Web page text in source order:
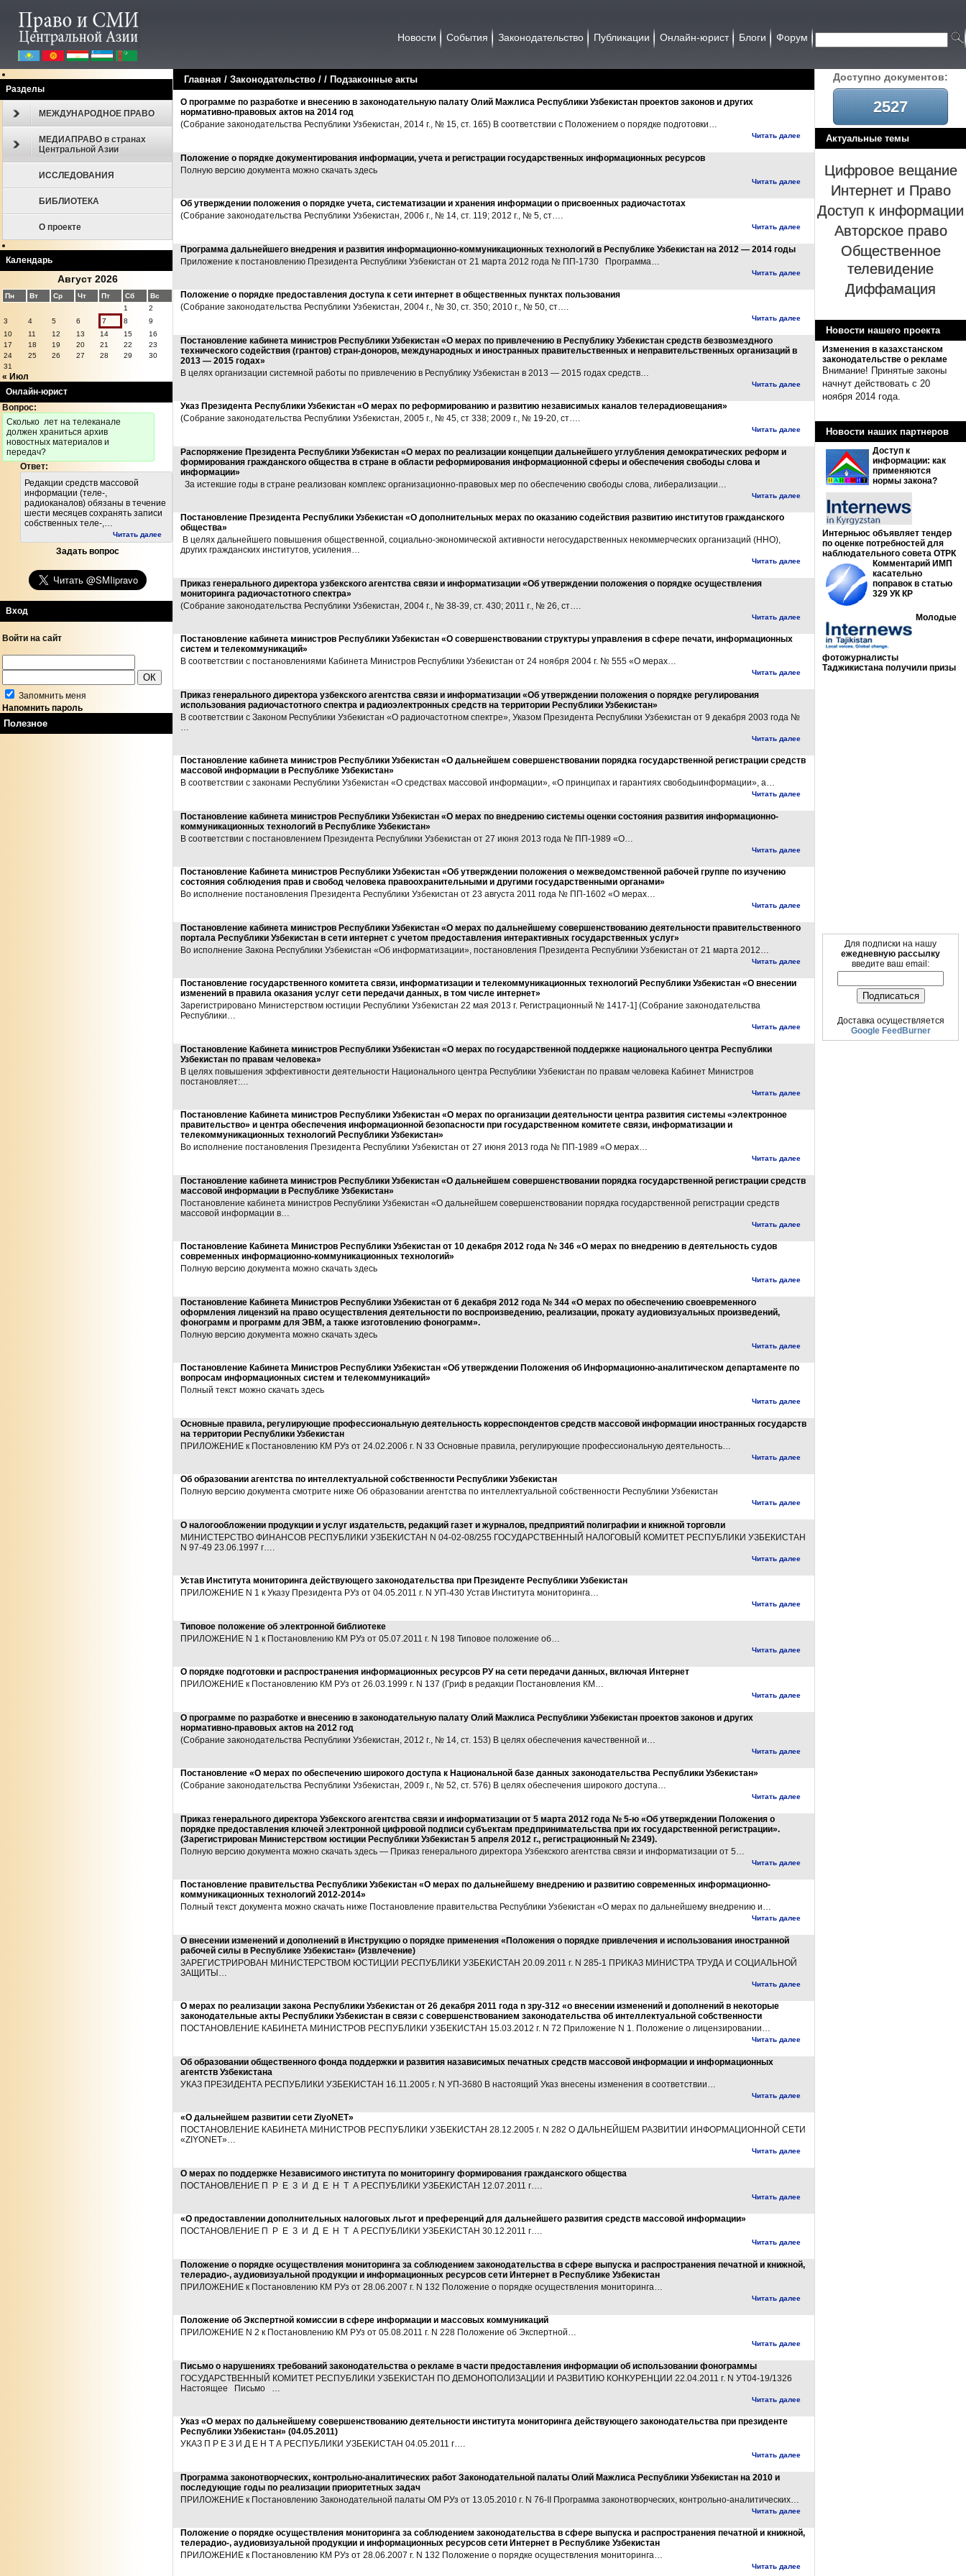
Новости События Законодательство Публикации Онлайн-юрист Блоги Форум
Разделы
МЕЖДУНАРОДНОЕ ПРАВО
МЕДИАПРАВО в странах
Центральной Азии
ИССЛЕДОВАНИЯ
БИБЛИОТЕКА
О проекте
Календарь
Август 2026
Пн Вт Ср Чт Пт Сб
Вс
1
2
3
4 5 6 7 8
9
10
11 12 13 14 15
16
17
18 19 20 21 22
23
24
25 26 27 28 29
30
31
« Июл
Онлайн-юрист
Вопрос:
Cколько лет на телеканале
должен храниться архив
новостных материалов и
передач?
Ответ:
Редакции средств массовой
информации (теле-,
радиоканалов) обязаны в течение
шести месяцев сохранять записи
собственных теле-,…
Читать далее
Задать вопрос
Вход
Войти на сайт
Запомнить меня
Напомнить пароль
Полезное
Доcтупно документов:
2527
Актуальные темы
Цифровое вещание
Интернет и Право
Доступ к информации
Авторское право
Общественное
телевидение
Диффамация
Новости нашего проекта
Изменения в казахстанском
законодательстве о рекламе
Внимание! Принятые законы
начнут действовать с 20
ноября 2014 года.
Новости наших партнеров
Доступ к
информации: как
применяются
нормы закона?
Интерньюс объявляет тендер
по оценке потребностей для
наблюдательного совета ОТРК
Комментарий ИМП
касательно
поправок в статью
329 УК КР
Молодые
фотожурналисты
Таджикистана получили призы
Для подписки на нашу
ежедневную рассылку
введите ваш email:
Доставка осуществляется
Google FeedBurner
Главная / Законодательство / / Подзаконные акты
О программе по разработке и внесению в законодательную палату Олий Мажлиса Республики Узбекистан проектов законов и других
нормативно-правовых актов на 2014 год
(Собрание законодательства Республики Узбекистан, 2014 г., № 15, ст. 165) В соответствии с Положением о порядке подготовки…
Читать далее
Положение о порядке документирования информации, учета и регистрации государственных информационных ресурсов
Полную версию документа можно скачать здесь
Читать далее
Об утверждении положения о порядке учета, систематизации и хранения информации о присвоенных радиочастотах
(Собрание законодательства Республики Узбекистан, 2006 г., № 14, ст. 119; 2012 г., № 5, ст….
Читать далее
Программа дальнейшего внедрения и развития информационно-коммуникационных технологий в Республике Узбекистан на 2012 — 2014 годы
Приложение к постановлению Президента Республики Узбекистан от 21 марта 2012 года № ПП-1730 Программа…
Читать далее
Положение о порядке предоставления доступа к сети интернет в общественных пунктах пользования
(Собрание законодательства Республики Узбекистан, 2004 г., № 30, ст. 350; 2010 г., № 50, ст….
Читать далее
Постановление кабинета министров Республики Узбекистан «О мерах по привлечению в Республику Узбекистан средств безвозмездного
технического содействия (грантов) стран-доноров, международных и иностранных правительственных и неправительственных организаций в
2013 — 2015 годах»
В целях организации системной работы по привлечению в Республику Узбекистан в 2013 — 2015 годах средств…
Читать далее
Указ Президента Республики Узбекистан «О мерах по реформированию и развитию независимых каналов телерадиовещания»
(Собрание законодательства Республики Узбекистан, 2005 г., № 45, ст 338; 2009 г., № 19-20, ст….
Читать далее
Распоряжение Президента Республики Узбекистан «О мерах по реализации концепции дальнейшего углубления демократических реформ и
формирования гражданского общества в стране в области реформирования информационной сферы и обеспечения свободы слова и
информации»
За истекшие годы в стране реализован комплекс организационно-правовых мер по обеспечению свободы слова, либерализации…
Читать далее
Постановление Президента Республики Узбекистан «О дополнительных мерах по оказанию содействия развитию институтов гражданского
общества»
В целях дальнейшего повышения общественной, социально-экономической активности негосударственных некоммерческих организаций (ННО),
других гражданских институтов, усиления…
Читать далее
Приказ генерального директора узбекского агентства связи и информатизации «Об утверждении положения о порядке осуществления
мониторинга радиочастотного спектра»
(Собрание законодательства Республики Узбекистан, 2004 г., № 38-39, ст. 430; 2011 г., № 26, ст….
Читать далее
Постановление кабинета министров Республики Узбекистан «О совершенствовании структуры управления в сфере печати, информационных
систем и телекоммуникаций»
В соответствии с постановлениями Кабинета Министров Республики Узбекистан от 24 ноября 2004 г. № 555 «О мерах…
Читать далее
Приказ генерального директора узбекского агентства связи и информатизации «Об утверждении положения о порядке регулирования
использования радиочастотного спектра и радиоэлектронных средств на территории Республики Узбекистан»
В соответствии с Законом Республики Узбекистан «О радиочастотном спектре», Указом Президента Республики Узбекистан от 9 декабря 2003 года №
…
Читать далее
Постановление кабинета министров Республики Узбекистан «О дальнейшем совершенствовании порядка государственной регистрации средств
массовой информации в Республике Узбекистан»
В соответствии с законами Республики Узбекистан «О средствах массовой информации», «О принципах и гарантиях свободыинформации», а…
Читать далее
Постановление кабинета министров Республики Узбекистан «О мерах по внедрению системы оценки состояния развития информационно-
коммуникационных технологий в Республике Узбекистан»
В соответствии с постановлением Президента Республики Узбекистан от 27 июня 2013 года № ПП-1989 «О…
Читать далее
Постановление Кабинета министров Республики Узбекистан «Об утверждении положения о межведомственной рабочей группе по изучению
состояния соблюдения прав и свобод человека правоохранительными и другими государственными органами»
Во исполнение постановления Президента Республики Узбекистан от 23 августа 2011 года № ПП-1602 «О мерах…
Читать далее
Постановление кабинета министров Республики Узбекистан «О мерах по дальнейшему совершенствованию деятельности правительственного
портала Республики Узбекистан в сети интернет с учетом предоставления интерактивных государственных услуг»
Во исполнение Закона Республики Узбекистан «Об информатизации», постановления Президента Республики Узбекистан от 21 марта 2012…
Читать далее
Постановление государственного комитета связи, информатизации и телекоммуникационных технологий Республики Узбекистан «О внесении
изменений в правила оказания услуг сети передачи данных, в том числе интернет»
Зарегистрировано Министерством юстиции Республики Узбекистан 22 мая 2013 г. Регистрационный № 1417-1] (Собрание законодательства
Республики…
Читать далее
Постановление Кабинета министров Республики Узбекистан «О мерах по государственной поддержке национального центра Республики
Узбекистан по правам человека»
В целях повышения эффективности деятельности Национального центра Республики Узбекистан по правам человека Кабинет Министров
постановляет:…
Читать далее
Постановление Кабинета министров Республики Узбекистан «О мерах по организации деятельности центра развития системы «электронное
правительство» и центра обеспечения информационной безопасности при государственном комитете связи, информатизации и
телекоммуникационных технологий Республики Узбекистан»
Во исполнение постановления Президента Республики Узбекистан от 27 июня 2013 года № ПП-1989 «О мерах…
Читать далее
Постановление кабинета министров Республики Узбекистан «О дальнейшем совершенствовании порядка государственной регистрации средств
массовой информации в Республике Узбекистан»
Постановление кабинета министров Республики Узбекистан «О дальнейшем совершенствовании порядка государственной регистрации средств
массовой информации в…
Читать далее
Постановление Кабинета Министров Республики Узбекистан от 10 декабря 2012 года № 346 «О мерах по внедрению в деятельность судов
современных информационно-коммуникационных технологий»
Полную версию документа можно скачать здесь
Читать далее
Постановление Кабинета Министров Республики Узбекистан от 6 декабря 2012 года № 344 «О мерах по обеспечению своевременного
оформления лицензий на право осуществления деятельности по воспроизведению, реализации, прокату аудиовизуальных произведений,
фонограмм и программ для ЭВМ, а также изготовлению фонограмм».
Полную версию документа можно скачать здесь
Читать далее
Постановление Кабинета Министров Республики Узбекистан «Об утверждении Положения об Информационно-аналитическом департаменте по
вопросам информационных систем и телекоммуникаций»
Полный текст можно скачать здесь
Читать далее
Основные правила, регулирующие профессиональную деятельность корреспондентов средств массовой информации иностранных государств
на территории Республики Узбекистан
ПРИЛОЖЕНИЕ к Постановлению КМ РУз от 24.02.2006 г. N 33 Основные правила, регулирующие профессиональную деятельность…
Читать далее
Об образовании агентства по интеллектуальной собственности Республики Узбекистан
Полную версию документа смотрите ниже Об образовании агентства по интеллектуальной собственности Республики Узбекистан
Читать далее
О налогообложении продукции и услуг издательств, редакций газет и журналов, предприятий полиграфии и книжной торговли
МИНИСТЕРСТВО ФИНАНСОВ РЕСПУБЛИКИ УЗБЕКИСТАН N 04-02-08/255 ГОСУДАРСТВЕННЫЙ НАЛОГОВЫЙ КОМИТЕТ РЕСПУБЛИКИ УЗБЕКИСТАН
N 97-49 23.06.1997 г….
Читать далее
Устав Института мониторинга действующего законодательства при Президенте Республики Узбекистан
ПРИЛОЖЕНИЕ N 1 к Указу Президента РУз от 04.05.2011 г. N УП-430 Устав Института мониторинга…
Читать далее
Типовое положение об электронной библиотеке
ПРИЛОЖЕНИЕ N 1 к Постановлению КМ РУз от 05.07.2011 г. N 198 Типовое положение об…
Читать далее
О порядке подготовки и распространения информационных ресурсов РУ на сети передачи данных, включая Интернет
ПРИЛОЖЕНИЕ к Постановлению КМ РУз от 26.03.1999 г. N 137 (Гриф в редакции Постановления КМ…
Читать далее
О программе по разработке и внесению в законодательную палату Олий Мажлиса Республики Узбекистан проектов законов и других
нормативно-правовых актов на 2012 год
(Собрание законодательства Республики Узбекистан, 2012 г., № 14, ст. 153) В целях обеспечения качественной и…
Читать далее
Постановление «О мерах по обеспечению широкого доступа к Национальной базе данных законодательства Республики Узбекистан»
(Собрание законодательства Республики Узбекистан, 2009 г., № 52, ст. 576) В целях обеспечения широкого доступа…
Читать далее
Приказ генерального директора Узбекского агентства связи и информатизации от 5 марта 2012 года № 5-ю «Об утверждении Положения о
порядке предоставления ключей электронной цифровой подписи субъектам предпринимательства при их государственной регистрации».
(Зарегистрирован Министерством юстиции Республики Узбекистан 5 апреля 2012 г., регистрационный № 2349).
Полную версию документа можно скачать здесь — Приказ генерального директора Узбекского агентства связи и информатизации от 5…
Читать далее
Постановление правительства Республики Узбекистан «О мерах по дальнейшему внедрению и развитию современных информационно-
коммуникационных технологий 2012-2014»
Полный текст документа можно скачать ниже Постановление правительства Республики Узбекистан «О мерах по дальнейшему внедрению и…
Читать далее
О внесении изменений и дополнений в Инструкцию о порядке применения «Положения о порядке привлечения и использования иностранной
рабочей силы в Республике Узбекистан» (Извлечение)
ЗАРЕГИСТРИРОВАН МИНИСТЕРСТВОМ ЮСТИЦИИ РЕСПУБЛИКИ УЗБЕКИСТАН 20.09.2011 г. N 285-1 ПРИКАЗ МИНИСТРА ТРУДА И СОЦИАЛЬНОЙ
ЗАЩИТЫ…
Читать далее
О мерах по реализации закона Республики Узбекистан от 26 декабря 2011 года n зру-312 «о внесении изменений и дополнений в некоторые
законодательные акты Республики Узбекистан в связи с совершенствованием законодательства об интеллектуальной собственности
ПОСТАНОВЛЕНИЕ КАБИНЕТА МИНИСТРОВ РЕСПУБЛИКИ УЗБЕКИСТАН 15.03.2012 г. N 72 Приложение N 1. Положение о лицензировании…
Читать далее
Об образовании общественного фонда поддержки и развития назависимых печатных средств массовой информации и информационных
агентств Узбекистана
УКАЗ ПРЕЗИДЕНТА РЕСПУБЛИКИ УЗБЕКИСТАН 16.11.2005 г. N УП-3680 В настоящий Указ внесены изменения в соответствии…
Читать далее
«О дальнейшем развитии сети ZiyoNET»
ПОСТАНОВЛЕНИЕ КАБИНЕТА МИНИСТРОВ РЕСПУБЛИКИ УЗБЕКИСТАН 28.12.2005 г. N 282 О ДАЛЬНЕЙШЕМ РАЗВИТИИ ИНФОРМАЦИОННОЙ СЕТИ
«ZIYONET»…
Читать далее
О мерах по поддержке Независимого института по мониторингу формирования гражданского общества
ПОСТАНОВЛЕНИЕ П Р Е З И Д Е Н Т А РЕСПУБЛИКИ УЗБЕКИСТАН 12.07.2011 г….
Читать далее
«О предоставлении дополнительных налоговых льгот и преференций для дальнейшего развития средств массовой информации»
ПОСТАНОВЛЕНИЕ П Р Е З И Д Е Н Т А РЕСПУБЛИКИ УЗБЕКИСТАН 30.12.2011 г….
Читать далее
Положение о порядке осуществления мониторинга за соблюдением законодательства в сфере выпуска и распространения печатной и книжной,
телерадио-, аудиовизуальной продукции и информационных ресурсов сети Интернет в Республике Узбекистан
ПРИЛОЖЕНИЕ к Постановлению КМ РУз от 28.06.2007 г. N 132 Положение о порядке осуществления мониторинга…
Читать далее
Положение об Экспертной комиссии в сфере информации и массовых коммуникаций
ПРИЛОЖЕНИЕ N 2 к Постановлению КМ РУз от 05.08.2011 г. N 228 Положение об Экспертной…
Читать далее
Письмо о нарушениях требований законодательства о рекламе в части предоставления информации об использовании фонограммы
ГОСУДАРСТВЕННЫЙ КОМИТЕТ РЕСПУБЛИКИ УЗБЕКИСТАН ПО ДЕМОНОПОЛИЗАЦИИ И РАЗВИТИЮ КОНКУРЕНЦИИ 22.04.2011 г. N УТ04-19/1326
Настоящее Письмо …
Читать далее
Указ «О мерах по дальнейшему совершенствованию деятельности института мониторинга действующего законодательства при президенте
Республики Узбекистан» (04.05.2011)
УКАЗ П Р Е З И Д Е Н Т А РЕСПУБЛИКИ УЗБЕКИСТАН 04.05.2011 г….
Читать далее
Программа законотворческих, контрольно-аналитических работ Законодательной палаты Олий Мажлиса Республики Узбекистан на 2010 и
последующие годы по реализации приоритетных задач
ПРИЛОЖЕНИЕ к Постановлению Законодательной палаты ОМ РУз от 13.05.2010 г. N 76-II Программа законотворческих, контрольно-аналитических…
Читать далее
Положение о порядке осуществления мониторинга за соблюдением законодательства в сфере выпуска и распространения печатной и книжной,
телерадио-, аудиовизуальной продукции и информационных ресурсов сети Интернет в Республике Узбекистан
ПРИЛОЖЕНИЕ к Постановлению КМ РУз от 28.06.2007 г. N 132 Положение о порядке осуществления мониторинга…
Читать далее